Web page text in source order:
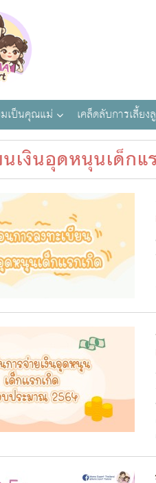
มเป็นคุณแม่ เคล็ดลับการเลี้ยง
เงินอุดหนุนเด็กแ